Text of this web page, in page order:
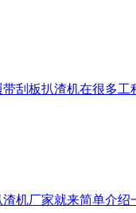
刮板扒渣机在很多
机厂家就来简单介绍